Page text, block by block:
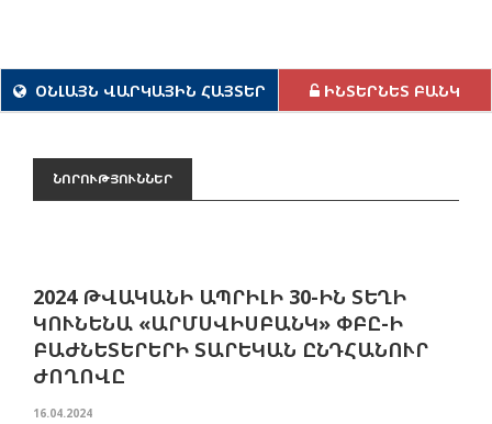
ՕՆԼԱՅՆ ՎԱՐԿԱՅԻՆ ՀԱՅՏԵՐ ԻՆՏԵՐՆԵՏ ԲԱՆԿ
ՆՈՐՈՒԹՅՈՒՆՆԵՐ
2024 ԹՎԱԿԱՆԻ ԱՊՐԻԼԻ 30-ԻՆ ՏԵՂԻ
ԿՈՒՆԵՆԱ «ԱՐՄՍՎԻՍԲԱՆԿ» ՓԲԸ-Ի
ԲԱԺՆԵՏԵՐԵՐԻ ՏԱՐԵԿԱՆ ԸՆԴՀԱՆՈՒՐ
ԺՈՂՈՎԸ
16.04.2024